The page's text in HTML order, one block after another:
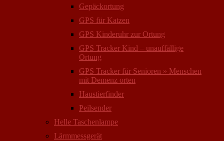
Gepäckortung
GPS für Katzen
GPS Kinderuhr zur Ortung
GPS Tracker Kind – unauffällige
Ortung
GPS Tracker für Senioren » Menschen
mit Demenz orten
Haustierfinder
Peilsender
Helle Taschenlampe
Lärmmessgerät